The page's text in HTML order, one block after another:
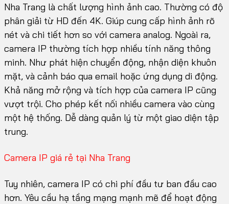
Nha Trang là chất lượng hình ảnh cao. Thường có độ
phân giải từ HD đến 4K. Giúp cung cấp hình ảnh rõ
nét và chi tiết hơn so với camera analog. Ngoài ra,
camera IP thường tích hợp nhiều tính năng thông
minh. Như phát hiện chuyển động, nhận diện khuôn
mặt, và cảnh báo qua email hoặc ứng dụng di động.
Khả năng mở rộng và tích hợp của camera IP cũng
vượt trội. Cho phép kết nối nhiều camera vào cùng
một hệ thống. Dễ dàng quản lý từ một giao diện tập
trung.
Camera IP giá rẻ tại Nha Trang
Tuy nhiên, camera IP có chi phí đầu tư ban đầu cao
hơn. Yêu cầu hạ tầng mạng mạnh mẽ để hoạt động